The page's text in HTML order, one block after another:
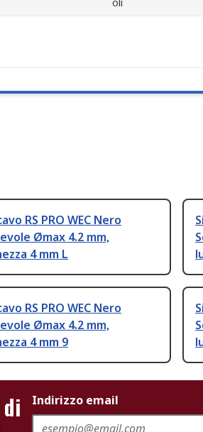
RS PRO WEC Nero
Ømax 4.2 mm,
4 mm L
RS PRO WEC Nero
Ømax 4.2 mm,
4 mm 9
Indirizzo email